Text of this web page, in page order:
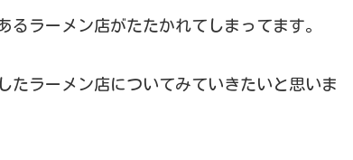
ラーメン店がたたかれてしまってます。
たラーメン店についてみていきたいと思いま